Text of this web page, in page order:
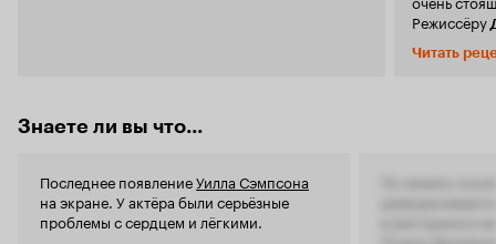
Режиссёру
накал
Читать
Знаете ли вы что...
Последнее появлениеУилла Сэмпсона
на экране. У актёра были серьёзные
проблемы с сердцем и лёгкими.
По сюжету